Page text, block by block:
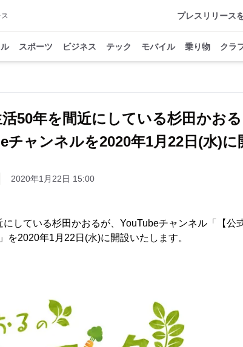
プレスリリース
スポーツ ビジネス テック モバイル 乗り物 クラ
活50年を間近にしている杉田か
チャンネルを2020年1月22日(水)に
2020年1月22日 15:00
にしている杉田かおるが、YouTubeチャンネル「【公
を2020年1月22日(水)に開設いたします。